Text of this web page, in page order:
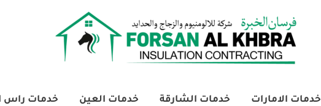
خدمات الامارات خدمات الشارقة خدمات العين خدمات راس